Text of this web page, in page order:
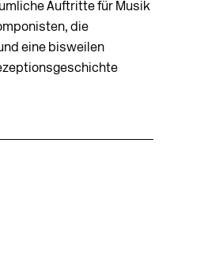
Auftritte für Musik
die
eine bisweilen